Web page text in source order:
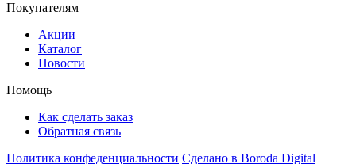
Покупателям
Акции
Каталог
Новости
Помощь
Как сделать заказ
Обратная связь
Политика конфеденциальности Сделано в Boroda Digital